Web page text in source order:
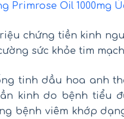
Oil 1000mg
chứng tiền kinh
sức khỏe tim
tinh dầu hoa anh
kinh do bệnh tiểu
bệnh viêm khớp